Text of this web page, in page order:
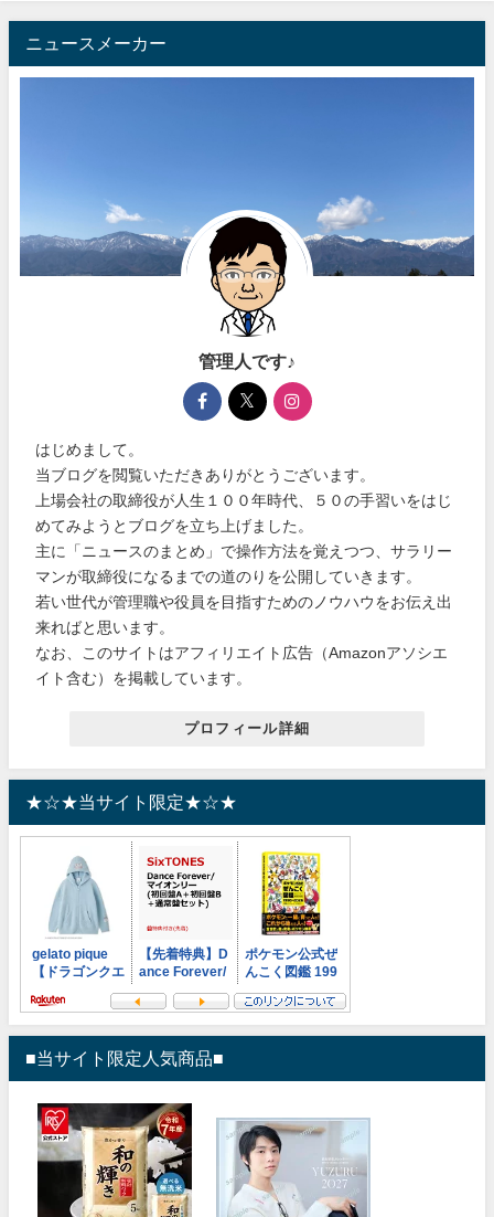
ニュースメーカー
管理人です♪
はじめまして。
当ブログを閲覧いただきありがとうございます。
上場会社の取締役が人生１００年時代、５０の手習いをはじ
めてみようとブログを立ち上げました。
主に「ニュースのまとめ」で操作方法を覚えつつ、サラリー
マンが取締役になるまでの道のりを公開していきます。
若い世代が管理職や役員を目指すためのノウハウをお伝え出
来ればと思います。
なお、このサイトはアフィリエイト広告（Amazonアソシエ
イト含む）を掲載しています。
プロフィール詳細
★☆★当サイト限定★☆★
■当サイト限定人気商品■